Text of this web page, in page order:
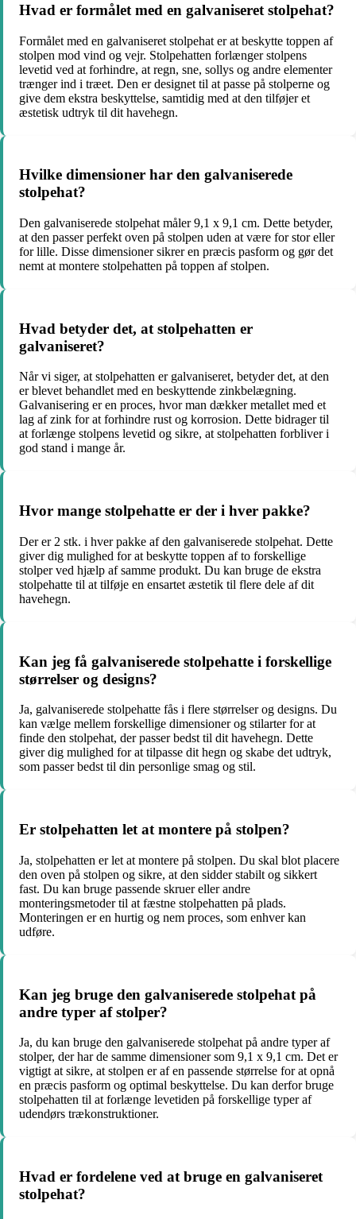
Hvad er formålet med en galvaniseret stolpehat?
Formålet med en galvaniseret stolpehat er at beskytte toppen af
stolpen mod vind og vejr. Stolpehatten forlænger stolpens
levetid ved at forhindre, at regn, sne, sollys og andre elementer
trænger ind i træet. Den er designet til at passe på stolperne og
give dem ekstra beskyttelse, samtidig med at den tilføjer et
æstetisk udtryk til dit havehegn.
Hvilke dimensioner har den galvaniserede
stolpehat?
Den galvaniserede stolpehat måler 9,1 x 9,1 cm. Dette betyder,
at den passer perfekt oven på stolpen uden at være for stor eller
for lille. Disse dimensioner sikrer en præcis pasform og gør det
nemt at montere stolpehatten på toppen af stolpen.
Hvad betyder det, at stolpehatten er
galvaniseret?
Når vi siger, at stolpehatten er galvaniseret, betyder det, at den
er blevet behandlet med en beskyttende zinkbelægning.
Galvanisering er en proces, hvor man dækker metallet med et
lag af zink for at forhindre rust og korrosion. Dette bidrager til
at forlænge stolpens levetid og sikre, at stolpehatten forbliver i
god stand i mange år.
Hvor mange stolpehatte er der i hver pakke?
Der er 2 stk. i hver pakke af den galvaniserede stolpehat. Dette
giver dig mulighed for at beskytte toppen af to forskellige
stolper ved hjælp af samme produkt. Du kan bruge de ekstra
stolpehatte til at tilføje en ensartet æstetik til flere dele af dit
havehegn.
Kan jeg få galvaniserede stolpehatte i forskellige
størrelser og designs?
Ja, galvaniserede stolpehatte fås i flere størrelser og designs. Du
kan vælge mellem forskellige dimensioner og stilarter for at
finde den stolpehat, der passer bedst til dit havehegn. Dette
giver dig mulighed for at tilpasse dit hegn og skabe det udtryk,
som passer bedst til din personlige smag og stil.
Er stolpehatten let at montere på stolpen?
Ja, stolpehatten er let at montere på stolpen. Du skal blot placere
den oven på stolpen og sikre, at den sidder stabilt og sikkert
fast. Du kan bruge passende skruer eller andre
monteringsmetoder til at fæstne stolpehatten på plads.
Monteringen er en hurtig og nem proces, som enhver kan
udføre.
Kan jeg bruge den galvaniserede stolpehat på
andre typer af stolper?
Ja, du kan bruge den galvaniserede stolpehat på andre typer af
stolper, der har de samme dimensioner som 9,1 x 9,1 cm. Det er
vigtigt at sikre, at stolpen er af en passende størrelse for at opnå
en præcis pasform og optimal beskyttelse. Du kan derfor bruge
stolpehatten til at forlænge levetiden på forskellige typer af
udendørs trækonstruktioner.
Hvad er fordelene ved at bruge en galvaniseret
stolpehat?